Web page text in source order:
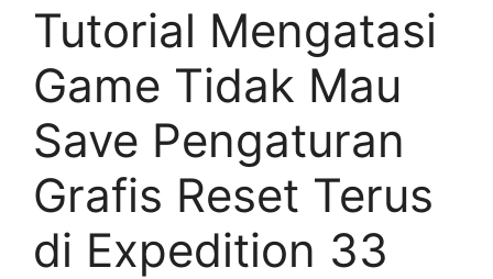
Tutorial Mengatasi
Game Tidak Mau
Save Pengaturan
Grafis Reset Terus
di Expedition 33